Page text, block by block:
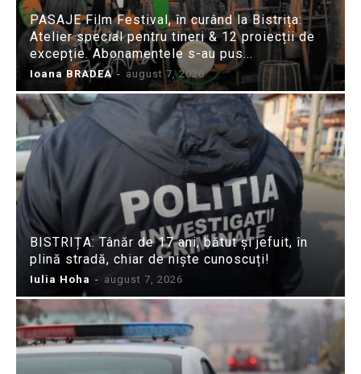
PASAJE Film Festival, în curând la Bistrița:
Atelier special pentru tineri & 12 proiecții de
excepție. Abonamentele s-au pus...
Ioana BRADEA - august 7, 2026
BISTRIȚA: Tânăr de 17 ani, bătut și jefuit, în
plină stradă, chiar de niște cunoscuți!
Iulia Hoha - august 7, 2026